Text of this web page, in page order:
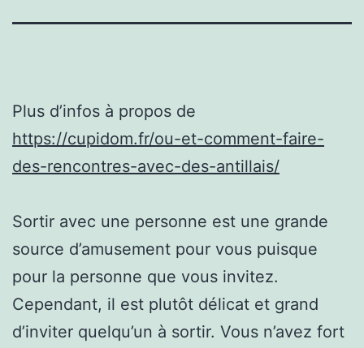
Plus d’infos à propos de
https://cupidom.fr/ou-et-comment-faire-
des-rencontres-avec-des-antillais/
Sortir avec une personne est une grande
source d’amusement pour vous puisque
pour la personne que vous invitez.
Cependant, il est plutôt délicat et grand
d’inviter quelqu’un à sortir. Vous n’avez fort